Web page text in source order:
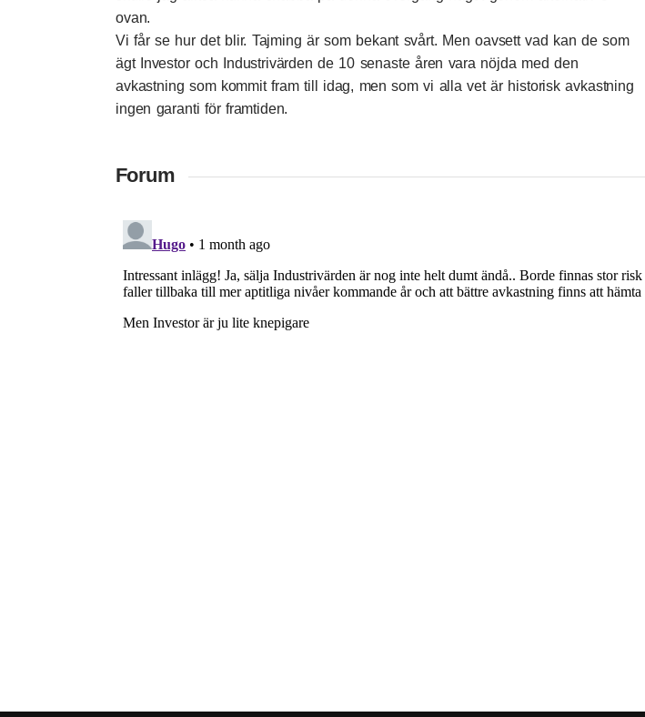
ovan.
Vi får se hur det blir. Tajming är som bekant svårt. Men oavsett vad kan de som
ägt Investor och Industrivärden de 10 senaste åren vara nöjda med den
avkastning som kommit fram till idag, men som vi alla vet är historisk avkastning
ingen garanti för framtiden.
Forum